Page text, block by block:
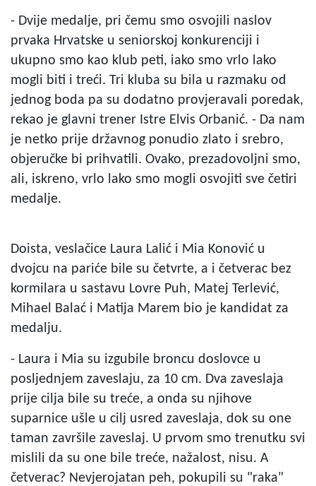
- Dvije medalje, pri čemu smo osvojili naslov
prvaka Hrvatske u seniorskoj konkurenciji i
ukupno smo kao klub peti, iako smo vrlo lako
mogli biti i treći. Tri kluba su bila u razmaku od
jednog boda pa su dodatno provjeravali poredak,
rekao je glavni trener Istre Elvis Orbanić. - Da nam
je netko prije državnog ponudio zlato i srebro,
objeručke bi prihvatili. Ovako, prezadovoljni smo,
ali, iskreno, vrlo lako smo mogli osvojiti sve četiri
medalje.
Doista, veslačice Laura Lalić i Mia Konović u
dvojcu na pariće bile su četvrte, a i četverac bez
kormilara u sastavu Lovre Puh, Matej Terlević,
Mihael Balać i Matija Marem bio je kandidat za
medalju.
- Laura i Mia su izgubile broncu doslovce u
posljednjem zaveslaju, za 10 cm. Dva zaveslaja
prije cilja bile su treće, a onda su njihove
suparnice ušle u cilj usred zaveslaja, dok su one
taman završile zaveslaj. U prvom smo trenutku svi
mislili da su one bile treće, nažalost, nisu. A
četverac? Nevjerojatan peh, pokupili su "raka"